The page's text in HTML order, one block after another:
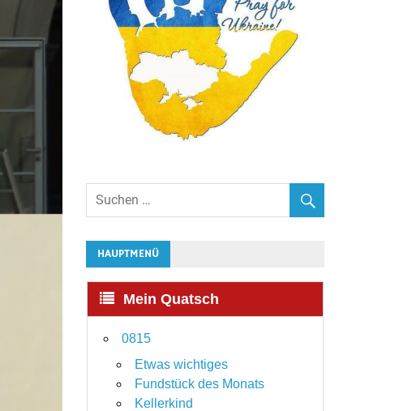
HAUPTMENÜ
Mein Quatsch
0815
Etwas wichtiges
Fundstück des Monats
Kellerkind